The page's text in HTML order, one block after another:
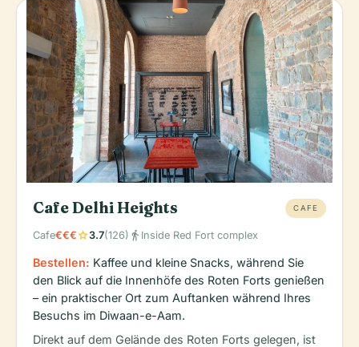
Cafe Delhi Heights CAFE
Cafe€€€star3.7(126) directions_walk Inside Red Fort complex
Bestellen: Kaffee und kleine Snacks, während Sie
den Blick auf die Innenhöfe des Roten Forts genießen
– ein praktischer Ort zum Auftanken während Ihres
Besuchs im Diwaan-e-Aam.
Direkt auf dem Gelände des Roten Forts gelegen, ist